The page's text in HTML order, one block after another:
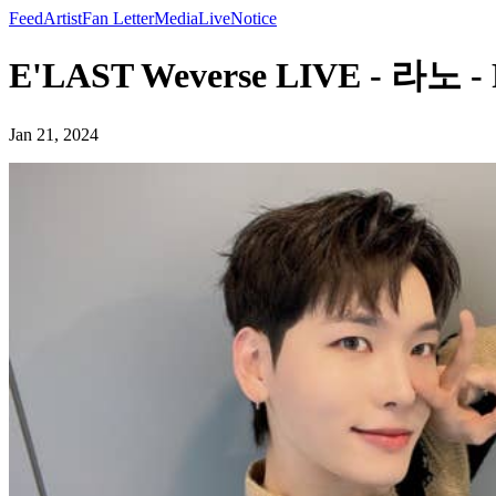
FeedArtistFan LetterMediaLiveNotice
E'LAST Weverse LIVE - 라노 -
Jan 21, 2024